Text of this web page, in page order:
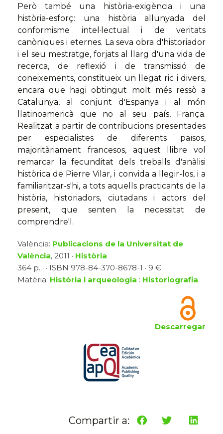
Però també una història-exigència i una
història-esforç: una història allunyada del
conformisme intel·lectual i de veritats
canòniques i eternes. La seva obra d'historiador
i el seu mestratge, forjats al llarg d'una vida de
recerca, de reflexió i de transmissió de
coneixements, constitueix un llegat ric i divers,
encara que hagi obtingut molt més ressò a
Catalunya, al conjunt d'Espanya i al món
llatinoamericà que no al seu país, França.
Realitzat a partir de contribucions presentades
per especialistes de diferents països,
majoritàriament francesos, aquest llibre vol
remarcar la fecunditat dels treballs d'anàlisi
històrica de Pierre Vilar, i convida a llegir-los, i a
familiaritzar-s'hi, a tots aquells practicants de la
història, historiadors, ciutadans i actors del
present, que senten la necessitat de
comprendre'l.
València: Publicacions de la Universitat de
València, 2011 · Història
364 p. · · ISBN 978-84-370-8678-1 · 9 €
Matèria: Història i arqueologia : Historiografia
Descarregar
Compartir a: